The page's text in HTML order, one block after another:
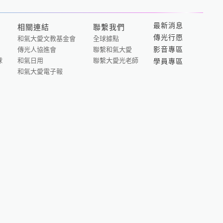
相關連結
和氣大愛文教基金會
傳光人協進會
和氣日用
和氣大愛電子報
聯繫我們
全球據點
聯繫和氣大愛
聯繫大愛光老師
最新消息
傳光行愿
影音專區
學員專區